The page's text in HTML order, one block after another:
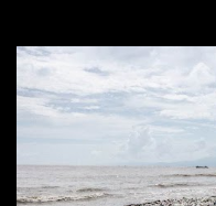
impulsada por André
de Alimentos H y H, quien
mercado guatemalteco:
localmente para
sacrificar el sabor. Herrera,
estudió Ingeniería Química